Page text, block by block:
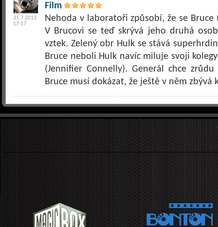
31.7.2013
17:17
Film
Nehoda v laboratoři způsobí, že se Bruce
V Brucovi se teď skrývá jeho druhá
vztek. Zelený obr Hulk se stává
Bruce neboli Hulk navíc miluje svoji
(Jennifier Connelly). Generál chce
Bruce musí dokázat, že ještě v něm zbývá